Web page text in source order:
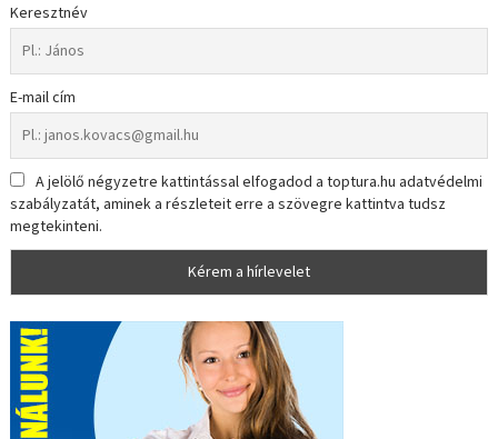
Keresztnév
E-mail cím
A jelölő négyzetre kattintással elfogadod a toptura.hu adatvédelmi
szabályzatát, aminek a részleteit erre a szövegre kattintva tudsz
megtekinteni.